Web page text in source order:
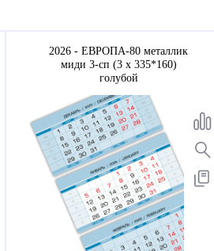
2026 - ЕВРОПА-80 металлик
миди 3-сп (3 х 335*160)
голубой